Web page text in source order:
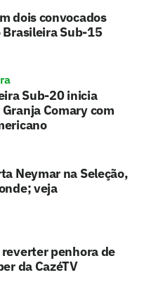
dois convocados
Brasileira Sub-15
Sub-20 inicia
Comary com
Neymar na Seleção,
veja
penhora de
da CazéTV